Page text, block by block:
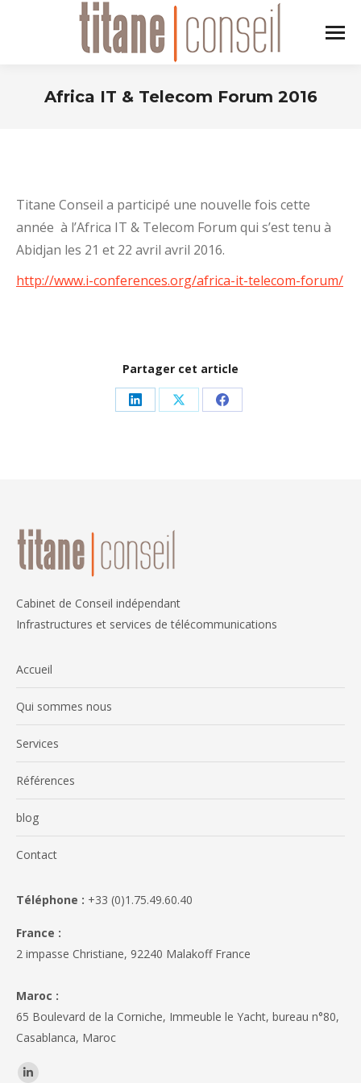
Africa IT & Telecom Forum 2016
Titane Conseil a participé une nouvelle fois cette
année à l’Africa IT & Telecom Forum qui s’est tenu à
Abidjan les 21 et 22 avril avril 2016.
http://www.i-conferences.org/africa-it-telecom-forum/
Partager cet article
PartagerPartagerPartager
Cabinet de Conseil indépendant
Infrastructures et services de télécommunications
Accueil
Qui sommes nous
Services
Références
blog
Contact
Téléphone : +33 (0)1.75.49.60.40
France :
2 impasse Christiane, 92240 Malakoff France
Maroc :
65 Boulevard de la Corniche, Immeuble le Yacht, bureau n°80,
Casablanca, Maroc
Trouvez nous sur :